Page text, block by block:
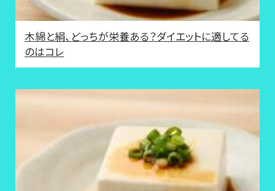
木綿と絹、どっちが栄養ある？ダイエットに適してる
のはコレ